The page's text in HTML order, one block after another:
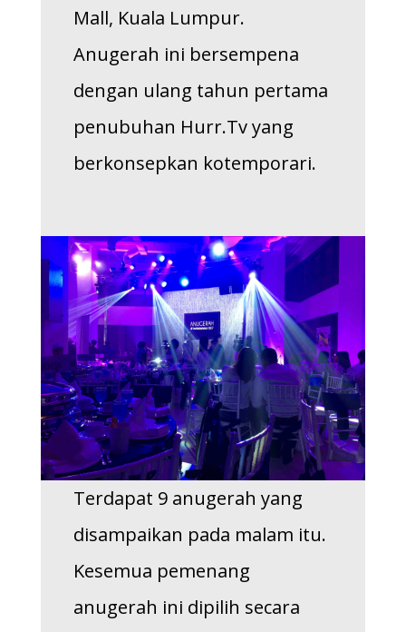
Mall, Kuala Lumpur.
Anugerah ini bersempena
dengan ulang tahun pertama
penubuhan Hurr.Tv yang
berkonsepkan kotemporari.
Terdapat 9 anugerah yang
disampaikan pada malam itu.
Kesemua pemenang
anugerah ini dipilih secara